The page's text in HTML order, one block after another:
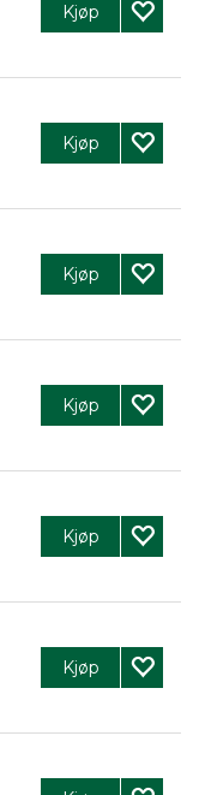
Kjøp
Kjøp
Kjøp
Kjøp
Kjøp
Kjøp